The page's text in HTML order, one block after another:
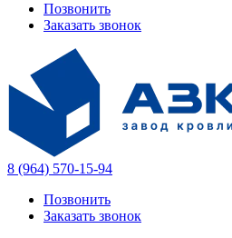
Позвонить
Заказать звонок
8 (964) 570-15-94
Позвонить
Заказать звонок